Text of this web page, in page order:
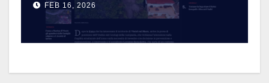
FEB 16, 2026